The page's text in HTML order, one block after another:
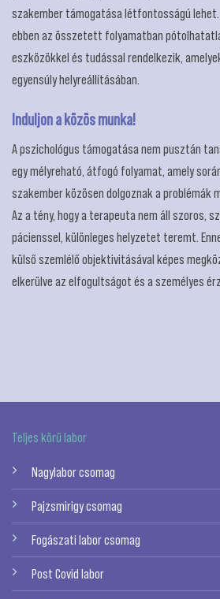
szakember támogatása létfontosságú lehet.
ebben az összetett folyamatban
eszközökkel és tudással rendelkezik,
egyensúly helyreállításában.
Induljon a közös munka!
A pszichológus támogatása nem pusztán
egy mélyreható, átfogó folyamat, amely
szakember közösen dolgoznak a problémák
Az a tény, hogy a terapeuta nem áll szoros,
pácienssel, különleges helyzetet teremt.
külső szemlélő objektivitásával képes
elkerülve az elfogultságot és a személyes
Teljes körű labor
Nagylabor csomag
Pajzsmirigy csomag
Fogászati labor csomag
Post Covid labor